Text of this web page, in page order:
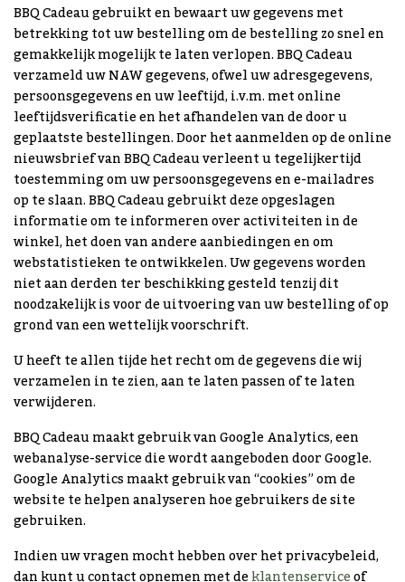
BBQ Cadeau gebruikt en bewaart uw gegevens met
betrekking tot uw bestelling om de bestelling zo snel en
gemakkelijk mogelijk te laten verlopen. BBQ Cadeau
verzameld uw NAW gegevens, ofwel uw adresgegevens,
persoonsgegevens en uw leeftijd, i.v.m. met online
leeftijdsverificatie en het afhandelen van de door u
geplaatste bestellingen. Door het aanmelden op de online
nieuwsbrief van BBQ Cadeau verleent u tegelijkertijd
toestemming om uw persoonsgegevens en e-mailadres
op te slaan. BBQ Cadeau gebruikt deze opgeslagen
informatie om te informeren over activiteiten in de
winkel, het doen van andere aanbiedingen en om
webstatistieken te ontwikkelen. Uw gegevens worden
niet aan derden ter beschikking gesteld tenzij dit
noodzakelijk is voor de uitvoering van uw bestelling of op
grond van een wettelijk voorschrift.
U heeft te allen tijde het recht om de gegevens die wij
verzamelen in te zien, aan te laten passen of te laten
verwijderen.
BBQ Cadeau maakt gebruik van Google Analytics, een
webanalyse-service die wordt aangeboden door Google.
Google Analytics maakt gebruik van “cookies” om de
website te helpen analyseren hoe gebruikers de site
gebruiken.
Indien uw vragen mocht hebben over het privacybeleid,